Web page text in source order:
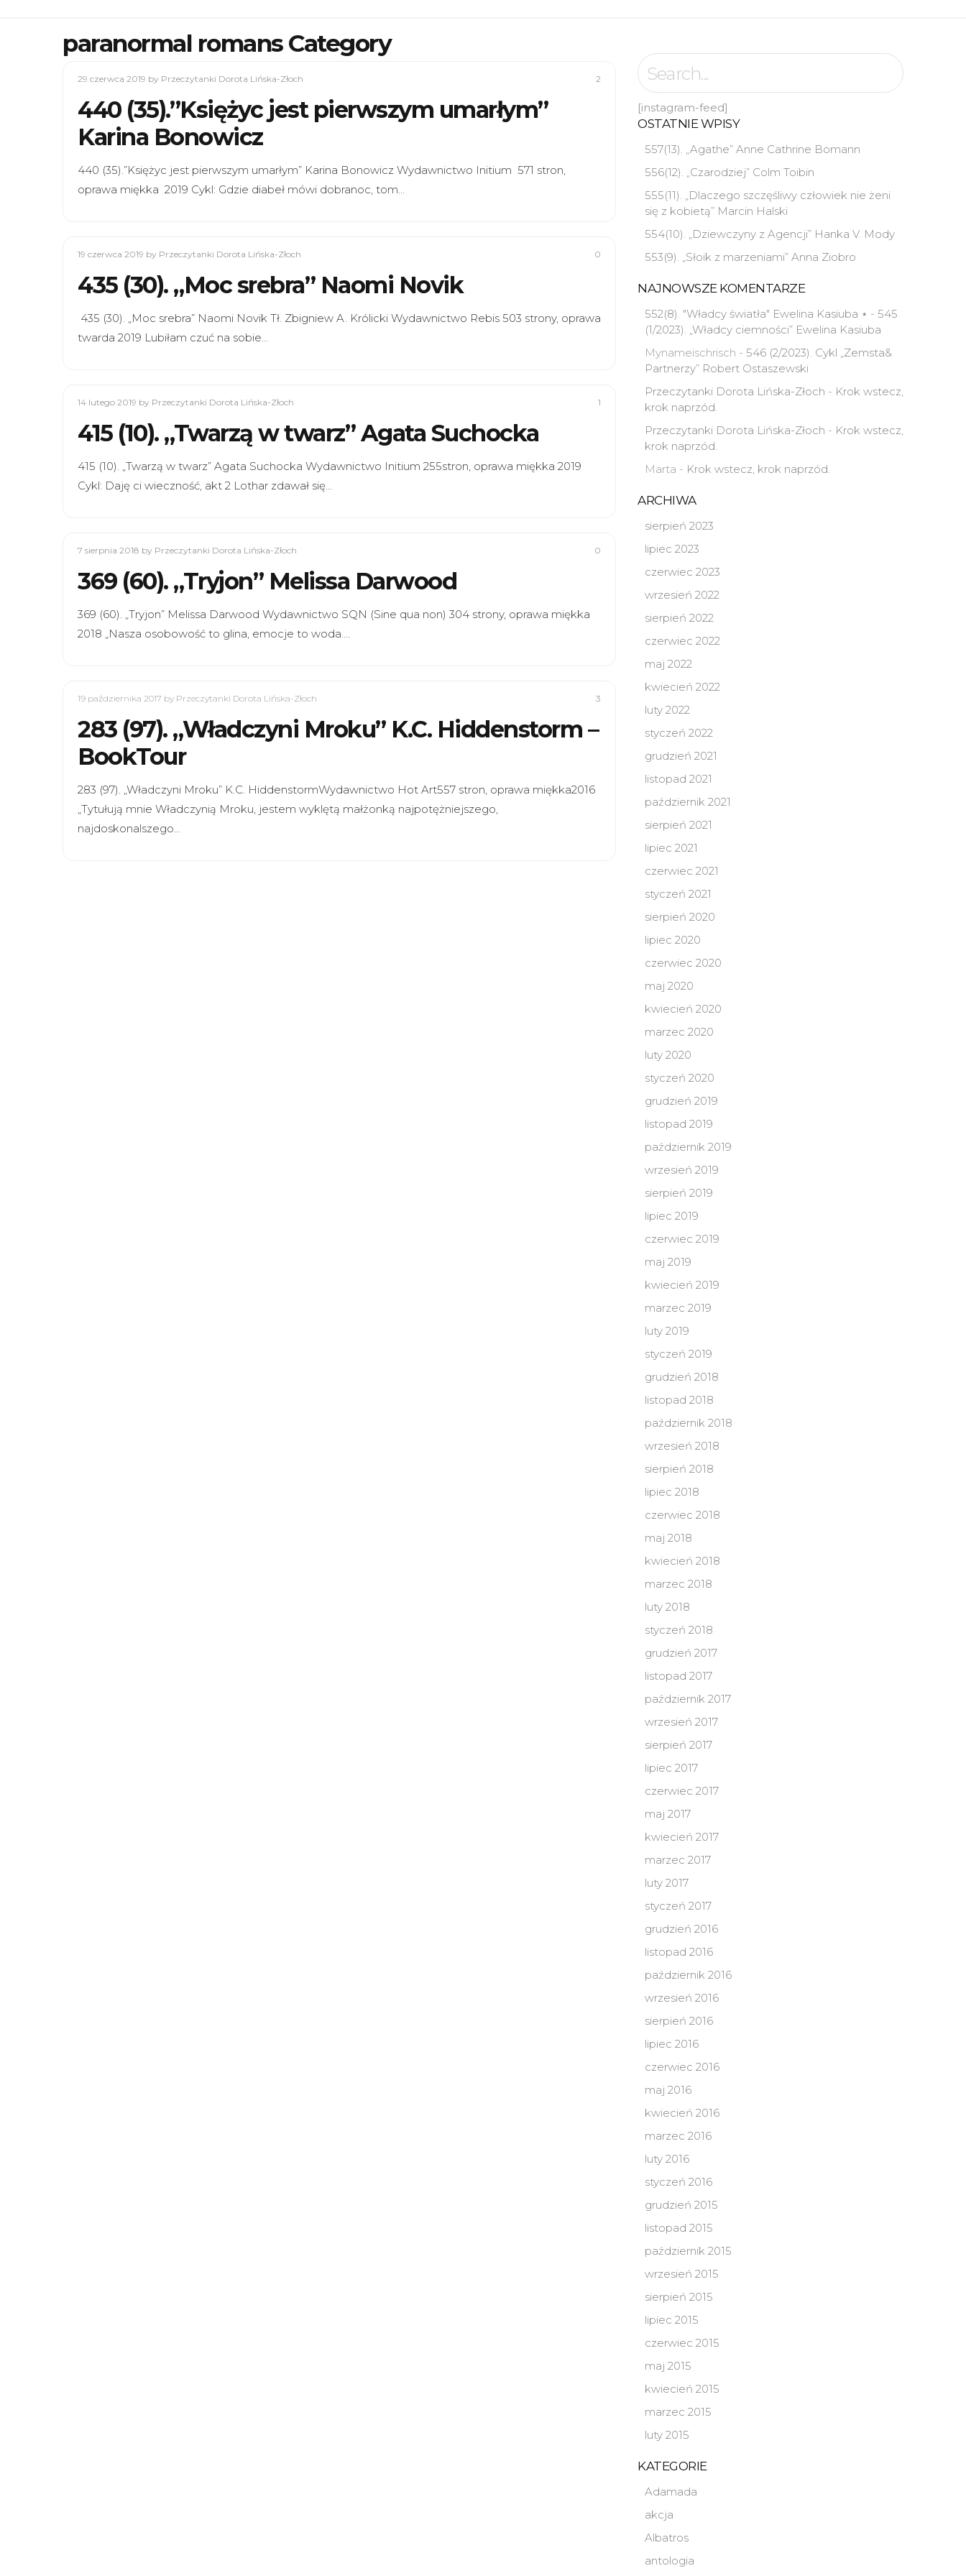
paranormal romans Category
29 czerwca 2019 by Przeczytanki Dorota Lińska-Złoch 2
440 (35).”Księżyc jest pierwszym umarłym”
Karina Bonowicz
440 (35).”Księżyc jest pierwszym umarłym” Karina Bonowicz Wydawnictwo Initium 571 stron,
oprawa miękka 2019 Cykl: Gdzie diabeł mówi dobranoc, tom…
19 czerwca 2019 by Przeczytanki Dorota Lińska-Złoch 0
435 (30). „Moc srebra” Naomi Novik
435 (30). „Moc srebra” Naomi Novik Tł. Zbigniew A. Królicki Wydawnictwo Rebis 503 strony, oprawa
twarda 2019 Lubiłam czuć na sobie…
14 lutego 2019 by Przeczytanki Dorota Lińska-Złoch 1
415 (10). „Twarzą w twarz” Agata Suchocka
415 (10). „Twarzą w twarz” Agata Suchocka Wydawnictwo Initium 255stron, oprawa miękka 2019
Cykl: Daję ci wieczność, akt 2 Lothar zdawał się…
7 sierpnia 2018 by Przeczytanki Dorota Lińska-Złoch 0
369 (60). „Tryjon” Melissa Darwood
369 (60). „Tryjon” Melissa Darwood Wydawnictwo SQN (Sine qua non) 304 strony, oprawa miękka
2018 „Nasza osobowość to glina, emocje to woda.…
19 października 2017 by Przeczytanki Dorota Lińska-Złoch 3
283 (97). „Władczyni Mroku” K.C. Hiddenstorm –
BookTour
283 (97). „Władczyni Mroku” K.C. HiddenstormWydawnictwo Hot Art557 stron, oprawa miękka2016
„Tytułują mnie Władczynią Mroku, jestem wyklętą małżonką najpotężniejszego,
najdoskonalszego…
[instagram-feed]
OSTATNIE WPISY
557(13). „Agathe” Anne Cathrine Bomann
556(12). „Czarodziej” Colm Toibin
555(11). „Dlaczego szczęśliwy człowiek nie żeni
się z kobietą” Marcin Halski
554(10). „Dziewczyny z Agencji” Hanka V. Mody
553(9). „Słoik z marzeniami” Anna Ziobro
NAJNOWSZE KOMENTARZE
552(8). "Władcy światła" Ewelina Kasiuba ⋆ - 545
(1/2023). „Władcy ciemności” Ewelina Kasiuba
Mynameischrisch - 546 (2/2023). Cykl „Zemsta&
Partnerzy” Robert Ostaszewski
Przeczytanki Dorota Lińska-Złoch - Krok wstecz,
krok naprzód.
Przeczytanki Dorota Lińska-Złoch - Krok wstecz,
krok naprzód.
Marta - Krok wstecz, krok naprzód.
ARCHIWA
sierpień 2023
lipiec 2023
czerwiec 2023
wrzesień 2022
sierpień 2022
czerwiec 2022
maj 2022
kwiecień 2022
luty 2022
styczeń 2022
grudzień 2021
listopad 2021
październik 2021
sierpień 2021
lipiec 2021
czerwiec 2021
styczeń 2021
sierpień 2020
lipiec 2020
czerwiec 2020
maj 2020
kwiecień 2020
marzec 2020
luty 2020
styczeń 2020
grudzień 2019
listopad 2019
październik 2019
wrzesień 2019
sierpień 2019
lipiec 2019
czerwiec 2019
maj 2019
kwiecień 2019
marzec 2019
luty 2019
styczeń 2019
grudzień 2018
listopad 2018
październik 2018
wrzesień 2018
sierpień 2018
lipiec 2018
czerwiec 2018
maj 2018
kwiecień 2018
marzec 2018
luty 2018
styczeń 2018
grudzień 2017
listopad 2017
październik 2017
wrzesień 2017
sierpień 2017
lipiec 2017
czerwiec 2017
maj 2017
kwiecień 2017
marzec 2017
luty 2017
styczeń 2017
grudzień 2016
listopad 2016
październik 2016
wrzesień 2016
sierpień 2016
lipiec 2016
czerwiec 2016
maj 2016
kwiecień 2016
marzec 2016
luty 2016
styczeń 2016
grudzień 2015
listopad 2015
październik 2015
wrzesień 2015
sierpień 2015
lipiec 2015
czerwiec 2015
maj 2015
kwiecień 2015
marzec 2015
luty 2015
KATEGORIE
Adamada
akcja
Albatros
antologia